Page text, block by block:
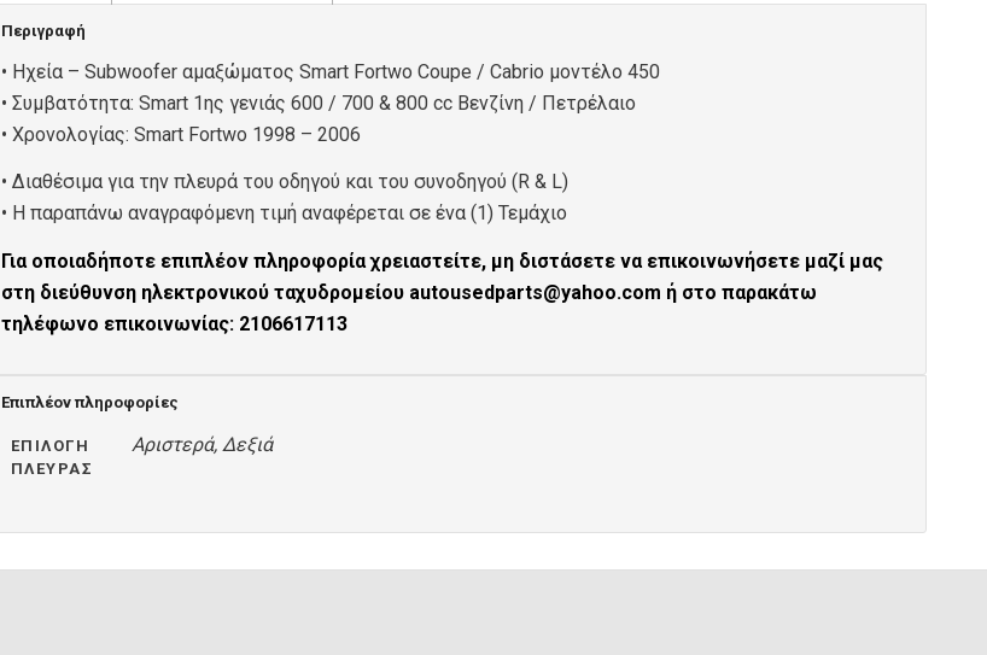
Περιγραφή
• Ηχεία – Subwoofer αμαξώματος Smart Fortwo Coupe / Cabrio μοντέλο 450
• Συμβατότητα: Smart 1ης γενιάς 600 / 700 & 800 cc Βενζίνη / Πετρέλαιο
• Xρονολογίας: Smart Fortwo 1998 – 2006
• Διαθέσιμα για την πλευρά του οδηγού και του συνοδηγού (R & L)
• Η παραπάνω αναγραφόμενη τιμή αναφέρεται σε ένα (1) Τεμάχιο
Για οποιαδήποτε επιπλέον πληροφορία χρειαστείτε, μη διστάσετε να επικοινωνήσετε μαζί μας
στη διεύθυνση ηλεκτρονικού ταχυδρομείου autousedparts@yahoo.com ή στο παρακάτω
τηλέφωνο επικοινωνίας: 2106617113
Επιπλέον πληροφορίες
ΕΠΙΛΟΓΉ
ΠΛΕΥΡΆΣ
Αριστερά, Δεξιά